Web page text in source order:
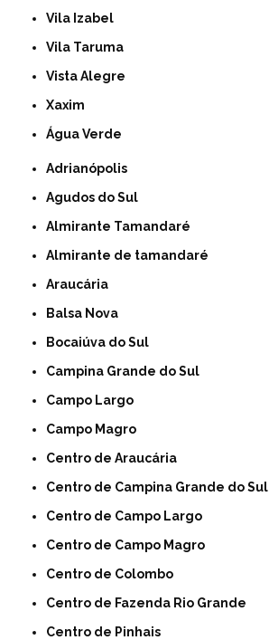
Vila Izabel
Vila Taruma
Vista Alegre
Xaxim
Água Verde
Adrianópolis
Agudos do Sul
Almirante Tamandaré
Almirante de tamandaré
Araucária
Balsa Nova
Bocaiúva do Sul
Campina Grande do Sul
Campo Largo
Campo Magro
Centro de Araucária
Centro de Campina Grande do Sul
Centro de Campo Largo
Centro de Campo Magro
Centro de Colombo
Centro de Fazenda Rio Grande
Centro de Pinhais